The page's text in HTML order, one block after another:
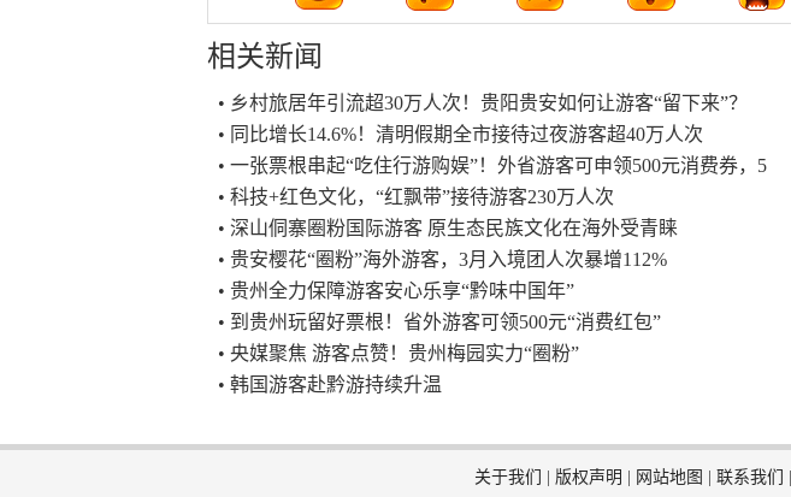
相关新闻
• 乡村旅居年引流超30万人次！贵阳贵安如何让游客“留下来”？
• 同比增长14.6%！清明假期全市接待过夜游客超40万人次
• 一张票根串起“吃住行游购娱”！外省游客可申领500元消费券，5
• 科技+红色文化，“红飘带”接待游客230万人次
• 深山侗寨圈粉国际游客 原生态民族文化在海外受青睐
• 贵安樱花“圈粉”海外游客，3月入境团人次暴增112%
• 贵州全力保障游客安心乐享“黔味中国年”
• 到贵州玩留好票根！省外游客可领500元“消费红包”
• 央媒聚焦 游客点赞！贵州梅园实力“圈粉”
• 韩国游客赴黔游持续升温
关于我们 版权声明 网站地图 联系我们